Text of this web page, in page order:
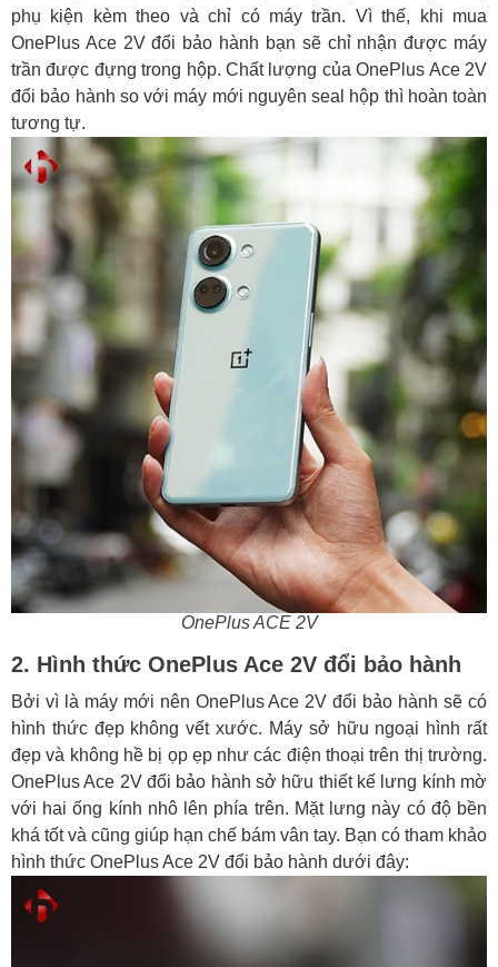
phụ kiện kèm theo và chỉ có máy trần. Vì thế, khi mua
OnePlus Ace 2V đổi bảo hành bạn sẽ chỉ nhận được máy
trần được đựng trong hộp. Chất lượng của OnePlus Ace 2V
đổi bảo hành so với máy mới nguyên seal hộp thì hoàn toàn
tương tự.
OnePlus ACE 2V
2. Hình thức OnePlus Ace 2V đổi bảo hành
Bởi vì là máy mới nên OnePlus Ace 2V đổi bảo hành sẽ có
hình thức đẹp không vết xước. Máy sở hữu ngoại hình rất
đẹp và không hề bị ọp ẹp như các điện thoại trên thị trường.
OnePlus Ace 2V đổi bảo hành sở hữu thiết kế lưng kính mờ
với hai ống kính nhô lên phía trên. Mặt lưng này có độ bền
khá tốt và cũng giúp hạn chế bám vân tay. Bạn có tham khảo
hình thức OnePlus Ace 2V đổi bảo hành dưới đây: